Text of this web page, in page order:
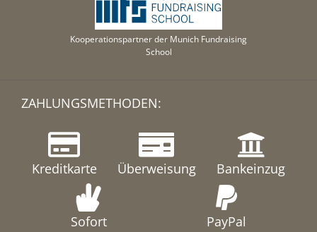
Kooperationspartner der Munich Fundraising
School
ZAHLUNGSMETHODEN:
Kreditkarte Überweisung Bankeinzug
Sofort PayPal